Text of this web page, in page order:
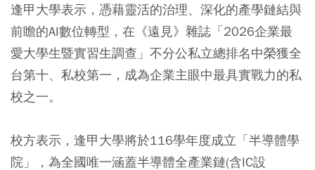
逢甲大學表示，憑藉靈活的治理、深化的產學鏈結與
前瞻的AI數位轉型，在《遠見》雜誌「2026企業最
愛大學生暨實習生調查」不分公私立總排名中榮獲全
台第十、私校第一，成為企業主眼中最具實戰力的私
校之一。
校方表示，逢甲大學將於116學年度成立「半導體學
院」，為全國唯一涵蓋半導體全產業鏈(含IC設